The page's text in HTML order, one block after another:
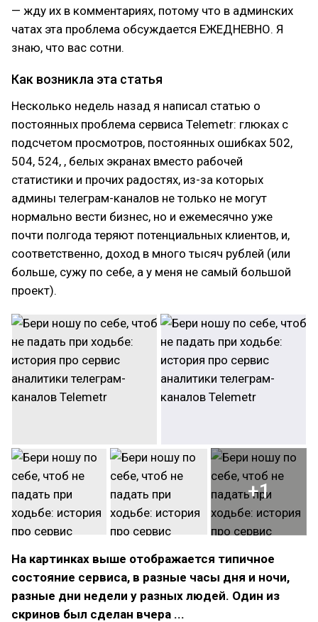
— жду их в комментариях, потому что в админских
чатах эта проблема обсуждается ЕЖЕДНЕВНО. Я
знаю, что вас сотни.
Как возникла эта статья
Несколько недель назад я написал статью о
постоянных проблема сервиса Telemetr: глюках с
подсчетом просмотров, постоянных ошибках 502,
504, 524, , белых экранах вместо рабочей
статистики и прочих радостях, из-за которых
админы телеграм-каналов не только не могут
нормально вести бизнес, но и ежемесячно уже
почти полгода теряют потенциальных клиентов, и,
соответственно, доход в много тысяч рублей (или
больше, сужу по себе, а у меня не самый большой
проект).
+1
На картинках выше отображается типичное
состояние сервиса, в разные часы дня и ночи,
разные дни недели у разных людей. Один из
скринов был сделан вчера ...